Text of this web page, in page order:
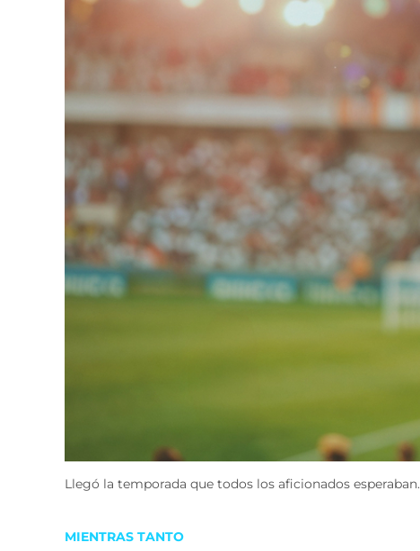
Llegó la temporada que todos los aficionados esperaban.
POSTED
MIENTRAS TANTO